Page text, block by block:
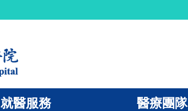
就醫服務 醫療團隊